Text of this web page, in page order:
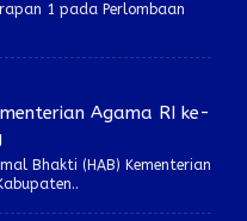
1 pada Perlombaan
Agama RI ke-
Bhakti (HAB) Kementerian